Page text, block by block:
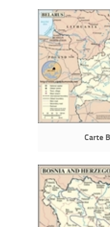
Carte